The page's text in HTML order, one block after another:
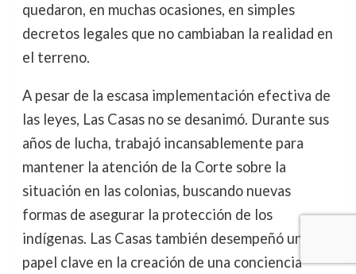
quedaron, en muchas ocasiones, en simples
decretos legales que no cambiaban la realidad en
el terreno.
A pesar de la escasa implementación efectiva de
las leyes, Las Casas no se desanimó. Durante sus
años de lucha, trabajó incansablemente para
mantener la atención de la Corte sobre la
situación en las colonias, buscando nuevas
formas de asegurar la protección de los
indígenas. Las Casas también desempeñó un
papel clave en la creación de una conciencia